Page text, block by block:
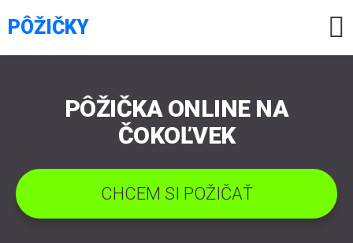
PÔŽIČKY 
PÔŽIČKA ONLINE NA
ČOKOĽVEK
CHCEM SI POŽIČAŤ